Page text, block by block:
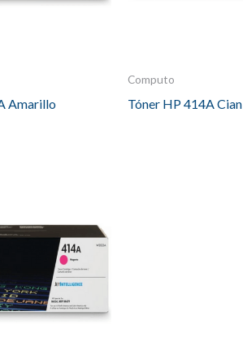
Amarillo
Computo
Tóner HP 414A Cian